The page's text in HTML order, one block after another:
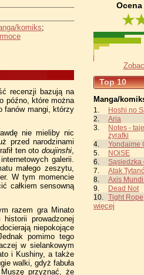
Top 10
Manga/
Hoshi no
Aria
Notes -
żyrafki
Yondaime
NOiSE
Sąsiedzka
Atak
Axis
Dead Not
Tight Rope
więcej
komiks;
recenzji bazują na
późno, które można
fanów mangi, którzy
nie mieliby nic
przed narodzinami
ten oto doujinshi,
galerii.
małego zeszytu,
W tym momencie
całkiem sensowną
razem gra Minato
prowadzonej
niepokojące
pomimo tego
w sielankowym
i Kushiny, a także
walki, gdyż fabuła
przyznać, że